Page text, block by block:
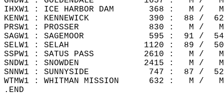
IHXW1 : ICE HARBOR DAM       368 :
KENW1 : KENNEWICK            390 :  88
PRSW1 : PROSSER              830 :   M
SAGW1 : SAGEMOOR             595 :  91
SELW1 : SELAH               1120 :  89 /
SSPW1 : SATUS PASS          2610 :
SNDW1 : SNOWDEN             2415 :
SNNW1 : SUNNYSIDE            747 :  87
WTMW1 : WHITMAN MISSION      632 :
.END